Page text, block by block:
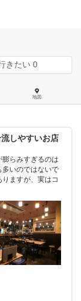
きたい 0
地図
しやすいお店
膨らみすぎるのは
いのではないで
ますが、実はコ